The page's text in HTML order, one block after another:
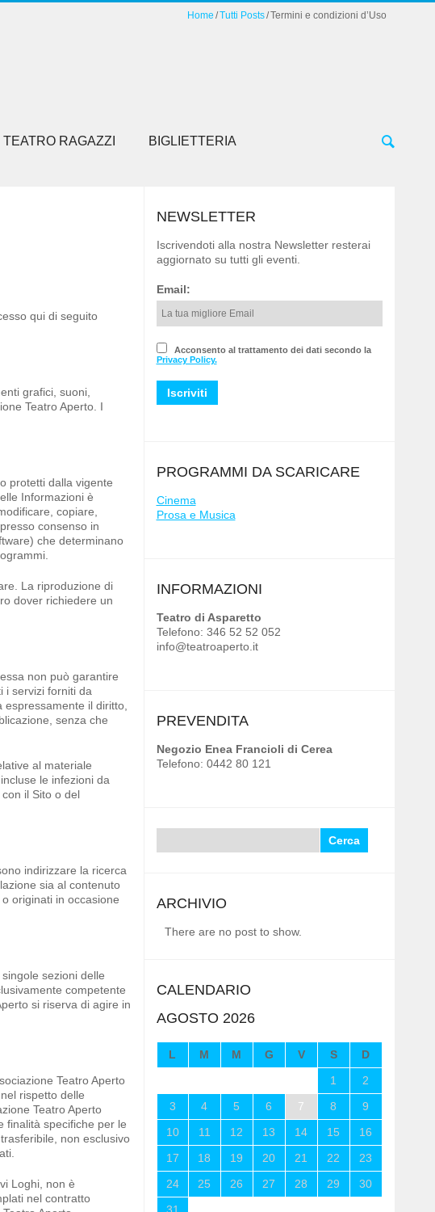
Home Tutti Posts Termini e condizioni d’Uso
TEATRO RAGAZZI BIGLIETTERIA
qui di seguito
grafici, suoni,
Teatro Aperto. I
protetti dalla vigente
Informazioni è
copiare,
consenso in
che determinano
La riproduzione di
dover richiedere un
non può garantire
i servizi forniti da
il diritto,
senza che
al materiale
le infezioni da
il Sito o del
indirizzare la ricerca
sia al contenuto
originati in occasione
sezioni delle
competente
si riserva di agire in
Teatro Aperto
rispetto delle
Teatro Aperto
finalità specifiche per le
non esclusivo
Loghi, non è
nel contratto
NEWSLETTER
Iscrivendoti alla nostra Newsletter resterai
aggiornato su tutti gli eventi.
Email:
Acconsento al trattamento dei dati secondo la
Privacy Policy.
PROGRAMMI DA SCARICARE
Cinema
Prosa e Musica
INFORMAZIONI
Teatro di Asparetto
Telefono: 346 52 52 052
info@teatroaperto.it
PREVENDITA
Negozio Enea Francioli di Cerea
Telefono: 0442 80 121
ARCHIVIO
There are no post to show.
CALENDARIO
AGOSTO 2026
L M M G V S
D
1
2
3
4 5 6 7 8
9
10
11 12 13 14 15
16
17
18 19 20 21 22
23
24
25 26 27 28 29
30